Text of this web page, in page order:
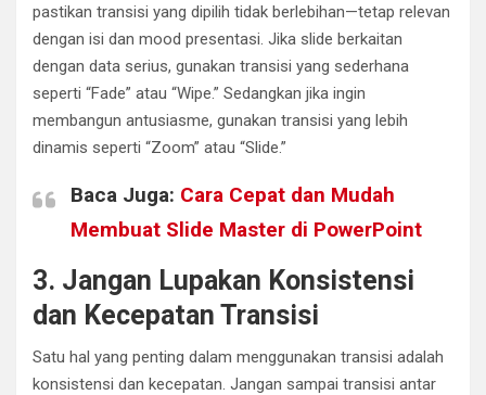
pastikan transisi yang dipilih tidak berlebihan—tetap relevan
dengan isi dan mood presentasi. Jika slide berkaitan
dengan data serius, gunakan transisi yang sederhana
seperti “Fade” atau “Wipe.” Sedangkan jika ingin
membangun antusiasme, gunakan transisi yang lebih
dinamis seperti “Zoom” atau “Slide.”
Baca Juga: Cara Cepat dan Mudah
Membuat Slide Master di PowerPoint
3. Jangan Lupakan Konsistensi
dan Kecepatan Transisi
Satu hal yang penting dalam menggunakan transisi adalah
konsistensi dan kecepatan. Jangan sampai transisi antar